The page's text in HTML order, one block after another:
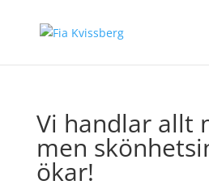
Vi handlar allt
men
ökar!